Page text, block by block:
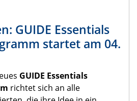
GUIDE Essentials
startet am 04.
GUIDE Essentials
richtet sich an alle